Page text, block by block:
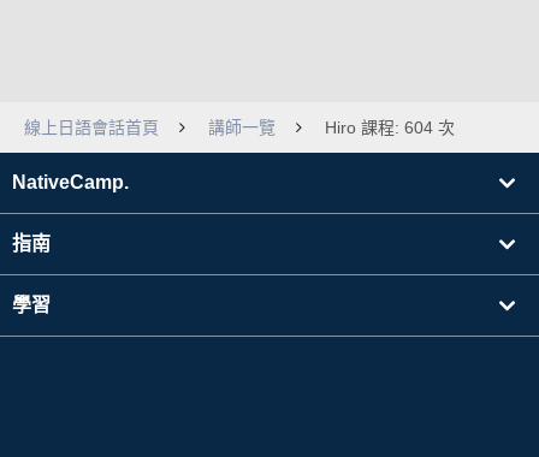
線上日語會話首頁 講師一覽 Hiro 課程: 604 次
NativeCamp.
指南
學習